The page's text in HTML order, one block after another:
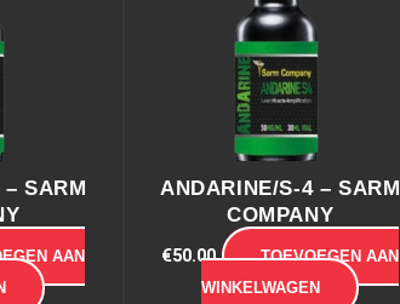
SARM
AAN
ANDARINE/S-4 – SARM
COMPANY
€50.00
TOEVOEGEN AAN
WINKELWAGEN